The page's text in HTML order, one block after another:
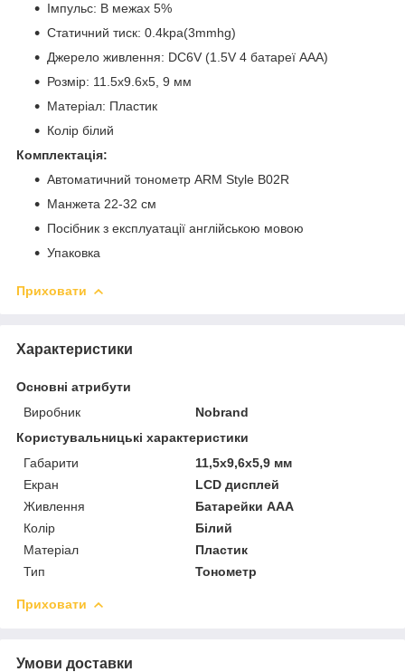
Імпульс: В межах 5%
Статичний тиск: 0.4kpa(3mmhg)
Джерело живлення: DC6V (1.5V 4 батареї ААА)
Розмір: 11.5x9.6x5, 9 мм
Матеріал: Пластик
Колір білий
Комплектація:
Автоматичний тонометр ARM Style B02R
Манжета 22-32 см
Посібник з експлуатації англійською мовою
Упаковка
Приховати
Характеристики
Основні атрибути
Виробник
Nobrand
Користувальницькі характеристики
Габарити
11,5x9,6x5,9 мм
Екран
LCD дисплей
Живлення
Батарейки ААА
Колір
Білий
Матеріал
Пластик
Тип
Тонометр
Приховати
Умови доставки